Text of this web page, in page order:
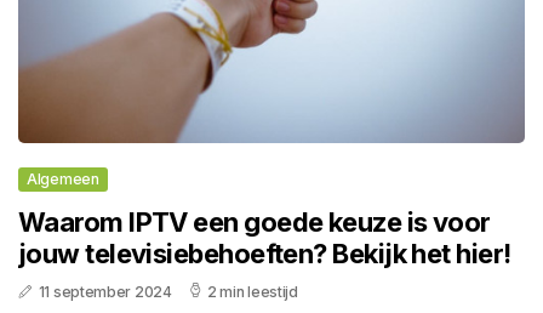
Algemeen
Waarom IPTV een goede keuze is voor
jouw televisiebehoeften? Bekijk het hier!
11 september 2024 2 min leestijd